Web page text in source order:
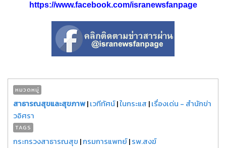
https://www.facebook.com/isranewsfanpage
หมวดหมู่
สาธารณสุขและสุขภาพ|เวทีทัศน์|ในกระแส |เรื่องเด่น - สำนักข่า
วอิศรา
TAGS
กระทรวงสาธารณสุข |กรมการแพทย์|รพ.สงฆ์